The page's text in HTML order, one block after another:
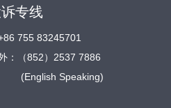
专线
755 83245701
：（852）2537 7886
(English Speaking)